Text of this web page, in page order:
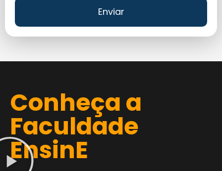
Enviar
Conheça a
Faculdade
EnsinE